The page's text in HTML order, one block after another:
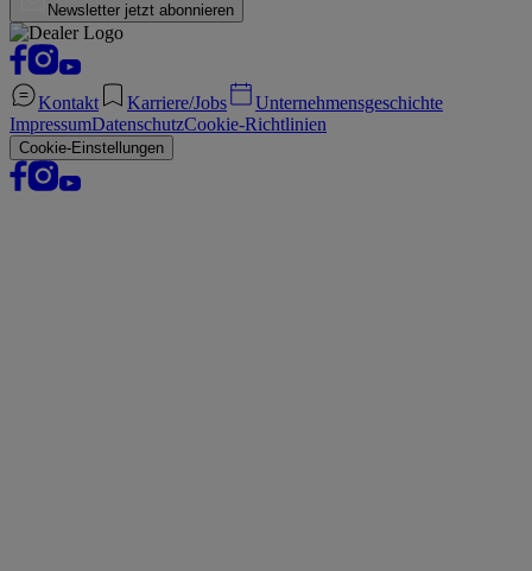
Newsletter jetzt abonnieren
Kontakt Karriere/Jobs
Unternehmensgeschichte
ImpressumDatenschutzCookie-Richtlinien
Cookie-Einstellungen